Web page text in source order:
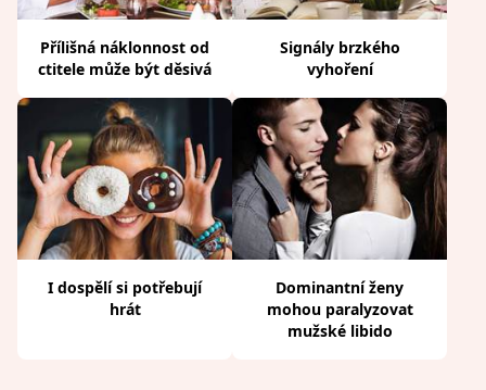
Přílišná náklonnost od
ctitele může být děsivá
Signály brzkého
vyhoření
I dospělí si potřebují
hrát
Dominantní ženy
mohou paralyzovat
mužské libido